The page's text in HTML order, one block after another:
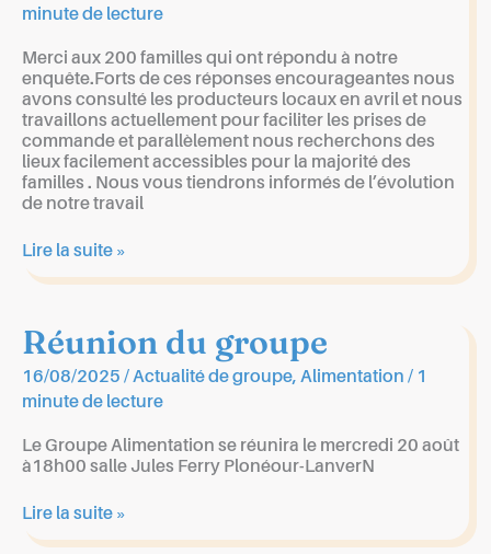
minute de lecture
Merci aux 200 familles qui ont répondu à notre
enquête.Forts de ces réponses encourageantes nous
avons consulté les producteurs locaux en avril et nous
travaillons actuellement pour faciliter les prises de
commande et parallèlement nous recherchons des
lieux facilement accessibles pour la majorité des
familles . Nous vous tiendrons informés de l’évolution
de notre travail
Des
nouvelles
santé
&
alimentation
en
Bigouden
lancée
de
février
Lire la suite »
Réunion du groupe
16/08/2025 /Actualité de groupe, Alimentation / 1
minute de lecture
Le Groupe Alimentation se réunira le mercredi 20 août
à18h00 salle Jules Ferry Plonéour-LanverN
Réunion
du
Lire la suite »